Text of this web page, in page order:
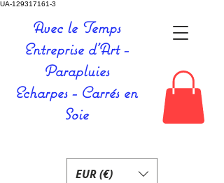
UA-129317161-3
Avec le Temps
Entreprise d'Art -
Parapluies
Echarpes - Carrés en
Soie
EUR (€)